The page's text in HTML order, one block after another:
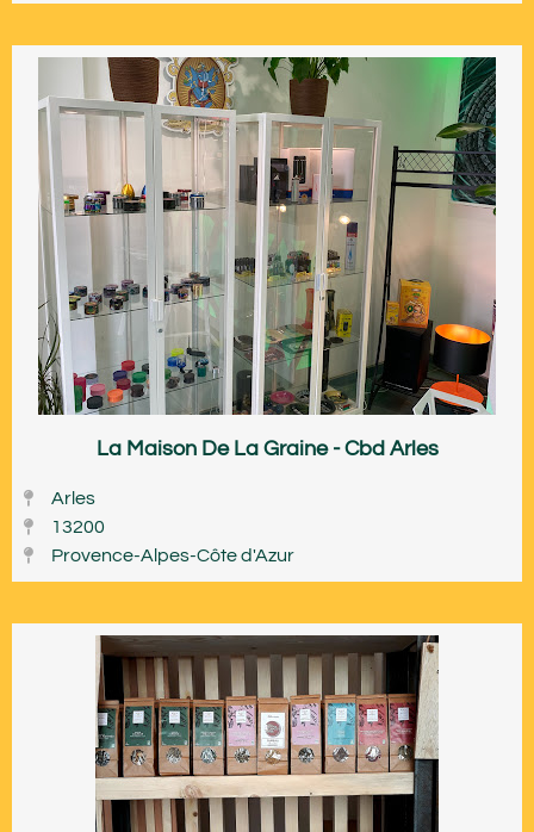
La Maison De La Graine - Cbd Arles
Arles
13200
Provence-Alpes-Côte d'Azur